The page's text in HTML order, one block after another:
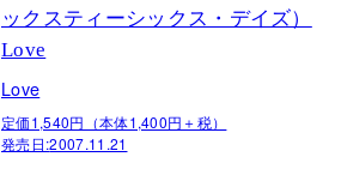
ックスティーシックス・デイズ）
Love
Love
定価1,540円（本体1,400円＋税）
発売日:2007.11.21